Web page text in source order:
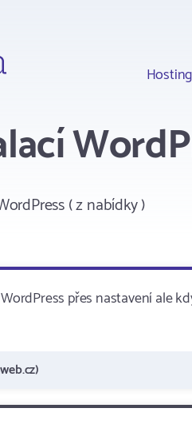
Hosting
( z nabídky )
přes nastavení ale